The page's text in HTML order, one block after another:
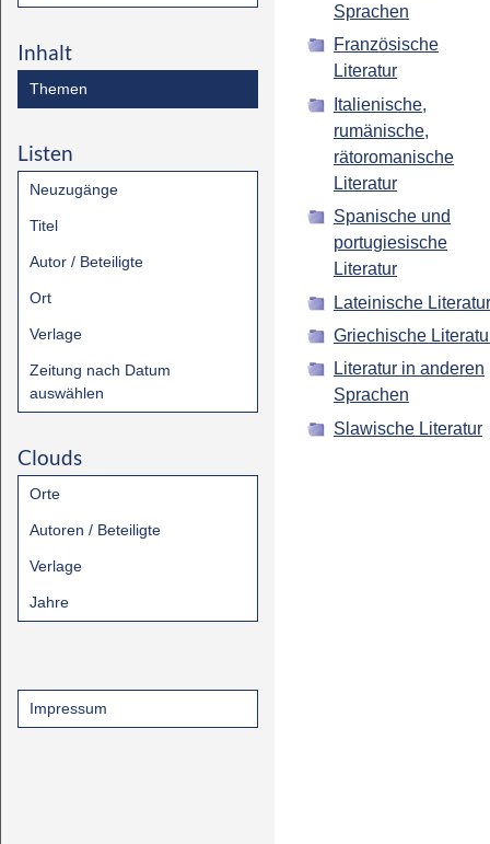
Inhalt
Themen
Listen
Neuzugänge
Titel
Autor / Beteiligte
Ort
Verlage
Zeitung nach Datum
auswählen
Clouds
Orte
Autoren / Beteiligte
Verlage
Jahre
Impressum
Sprachen
Französische
Literatur
Italienische,
rumänische,
rätoromanische
Literatur
Spanische und
portugiesische
Literatur
Lateinische Literatur
Griechische
Literatur in anderen
Sprachen
Slawische Literatur